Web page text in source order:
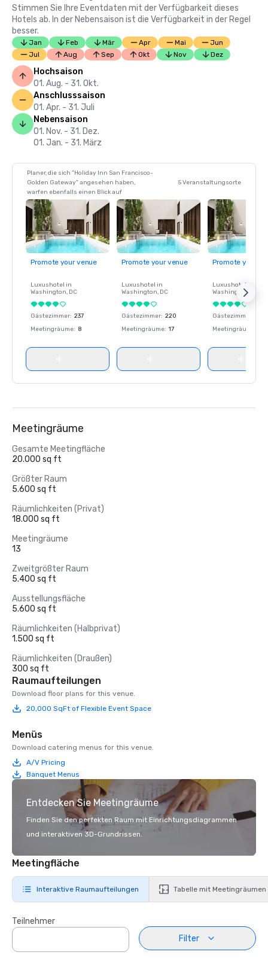
Stimmen Sie Ihre Eventdaten mit der Verfügbarkeit dieses
Hotels ab. In der Nebensaison ist die Verfügbarkeit in der Regel
besser.
Jan Feb Mär Apr Mai
Jun
Jul
Aug Sep Okt Nov Dez
Hochsaison
01. Aug. - 31. Okt.
Anschlusssaison
01. Apr. - 31. Juli
Nebensaison
01. Nov. - 31. Dez.
01. Jan. - 31. März
Planer, die sich "Holiday Inn San Francisco-
Golden Gateway" angesehen haben,
warfen ebenfalls einen Blick auf
5 Veranstaltungsorte
Promote your venue
Luxushotel in
Washington, DC
Gästezimmer: 237
Meetingräume: 8
Promote your venue
Luxushotel in
Washington, DC
Gästezimmer: 220
Meetingräume: 17
Promote your
Luxushotel in
Washington
Gästezimmer
Meetingräume
Meetingräume
Gesamte Meetingfläche
20.000 sq ft
Größter Raum
5.600 sq ft
Räumlichkeiten (Privat)
18.000 sq ft
Meetingräume
13
Zweitgrößter Raum
5.400 sq ft
Ausstellungsfläche
5.600 sq ft
Räumlichkeiten (Halbprivat)
1.500 sq ft
Räumlichkeiten (Draußen)
300 sq ft
Raumaufteilungen
Download floor plans for this venue.
20,000 SqFt of Flexible Event Space
Menüs
Download catering menus for this venue.
A/V Pricing
Banquet Menus
Entdecken Sie Meetingräume
Finden Sie den perfekten Raum mit Einrichtungsdiagrammen
und interaktiven 3D-Grundrissen.
Meetingfläche
Interaktive Raumaufteilungen Tabelle mit Meetingräumen
Teilnehmer
Filter